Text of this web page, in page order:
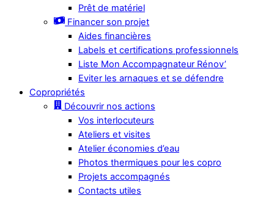
Prêt de matériel
Financer son projet
Aides financières
Labels et certifications professionnels
Liste Mon Accompagnateur Rénov’
Eviter les arnaques et se défendre
Copropriétés
Découvrir nos actions
Vos interlocuteurs
Ateliers et visites
Atelier économies d’eau
Photos thermiques pour les copro
Projets accompagnés
Contacts utiles